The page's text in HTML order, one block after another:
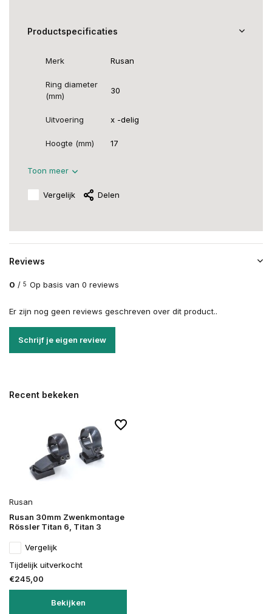
Productspecificaties
Merk Rusan
Ring diameter
(mm)
30
Uitvoering x -delig
Hoogte (mm) 17
Toon meer
Vergelijk Delen
Reviews
0 / 5 Op basis van 0 reviews
Er zijn nog geen reviews geschreven over dit product..
Schrijf je eigen review
Recent bekeken
Rusan
Rusan 30mm Zwenkmontage
Rössler Titan 6, Titan 3
Vergelijk
Tijdelijk uitverkocht
€245,00
Bekijken